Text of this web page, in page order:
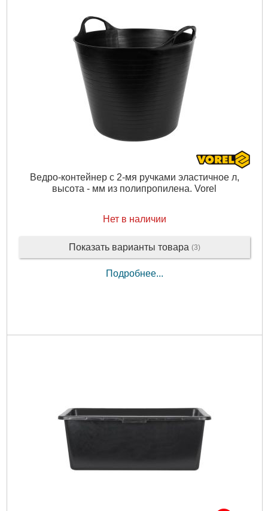
Ведро-контейнер с 2-мя ручками эластичное л,
высота - мм из полипропилена. Vorel
Нет в наличии
Показать варианты товара (3)
Подробнее...